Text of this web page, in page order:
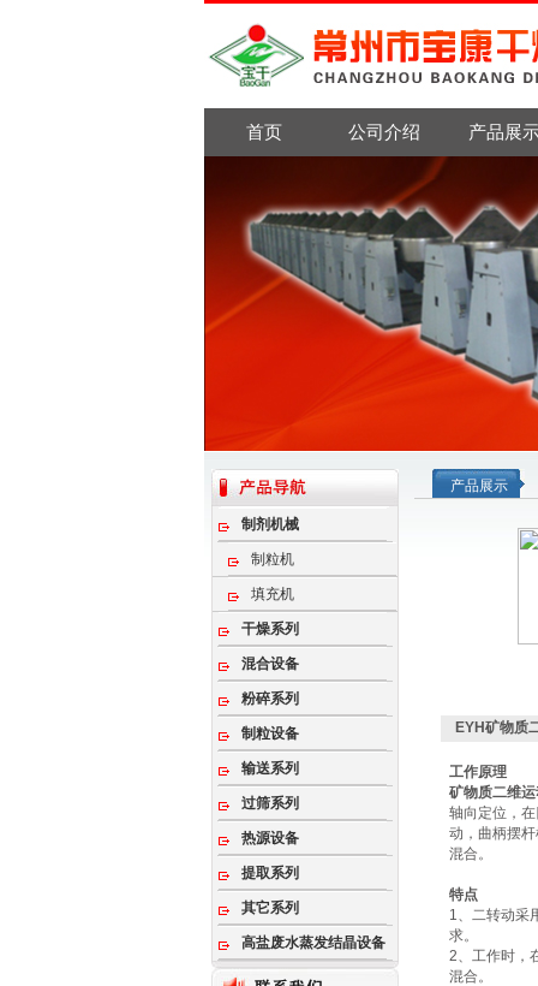
首页 公司介绍 产品展
制剂机械
制粒机
填充机
干燥系列
混合设备
粉碎系列
制粒设备
输送系列
过筛系列
热源设备
提取系列
其它系列
高盐废水蒸发结晶设备
产品展示
EYH矿物质
工作原理
矿物质二维
轴向定位，
动，曲柄摆
混合。
特点
1、二转动采
求。
2、工作时，
混合。